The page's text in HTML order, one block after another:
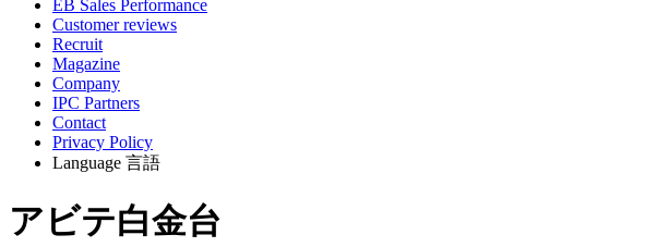
EB Sales Performance
Customer reviews
Recruit
Magazine
Company
IPC Partners
Contact
Privacy Policy
Language 言語
アビテ白金台